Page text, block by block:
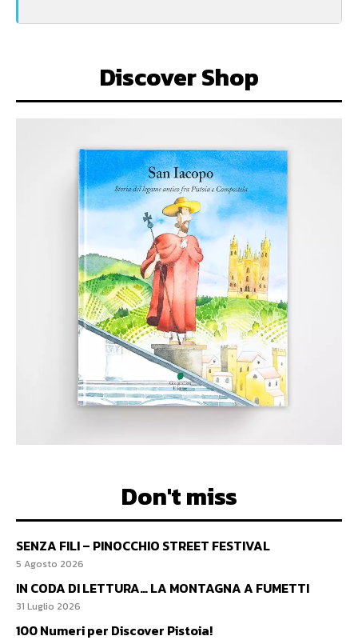
Discover Shop
Don't miss
SENZA FILI – PINOCCHIO STREET FESTIVAL
5 Agosto 2026
IN CODA DI LETTURA… LA MONTAGNA A FUMETTI
31 Luglio 2026
100 Numeri per Discover Pistoia!